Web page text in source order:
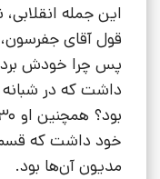
این جمله انقلابی،
قول آقای جفرسون،
پس چرا خودش
داشت که در
خود داشت که
مدیون آن‌ها بود.